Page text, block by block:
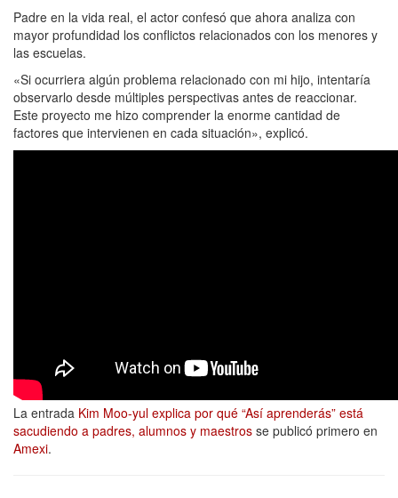
Padre en la vida real, el actor confesó que ahora analiza con
mayor profundidad los conflictos relacionados con los menores y
las escuelas.
«Si ocurriera algún problema relacionado con mi hijo, intentaría
observarlo desde múltiples perspectivas antes de reaccionar.
Este proyecto me hizo comprender la enorme cantidad de
factores que intervienen en cada situación», explicó.
La entrada Kim Moo-yul explica por qué “Así aprenderás” está
sacudiendo a padres, alumnos y maestros se publicó primero en
Amexi.